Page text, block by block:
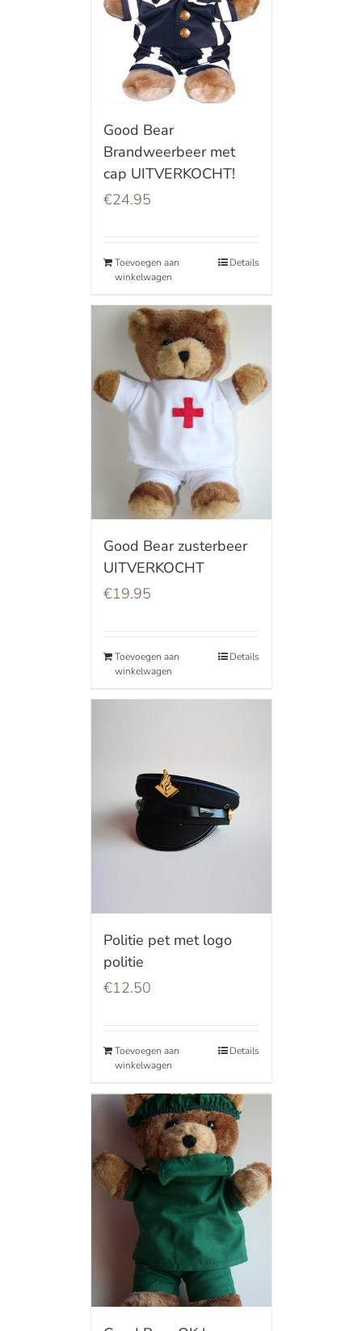
Good Bear
Brandweerbeer met
cap UITVERKOCHT!
€24.95
Toevoegen aan
winkelwagen
Details
Good Bear zusterbeer
UITVERKOCHT
€19.95
Toevoegen aan
winkelwagen
Details
Politie pet met logo
politie
€12.50
Toevoegen aan
winkelwagen
Details